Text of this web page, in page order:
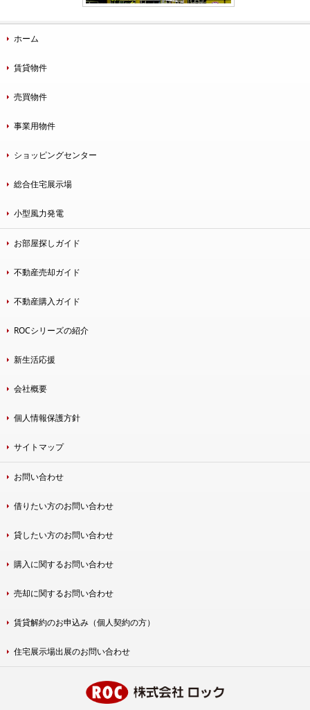
ホーム
賃貸物件
売買物件
事業用物件
ショッピングセンター
総合住宅展示場
小型風力発電
お部屋探しガイド
不動産売却ガイド
不動産購入ガイド
ROCシリーズの紹介
新生活応援
会社概要
個人情報保護方針
サイトマップ
お問い合わせ
借りたい方のお問い合わせ
貸したい方のお問い合わせ
購入に関するお問い合わせ
売却に関するお問い合わせ
賃貸解約のお申込み（個人契約の方）
住宅展示場出展のお問い合わせ